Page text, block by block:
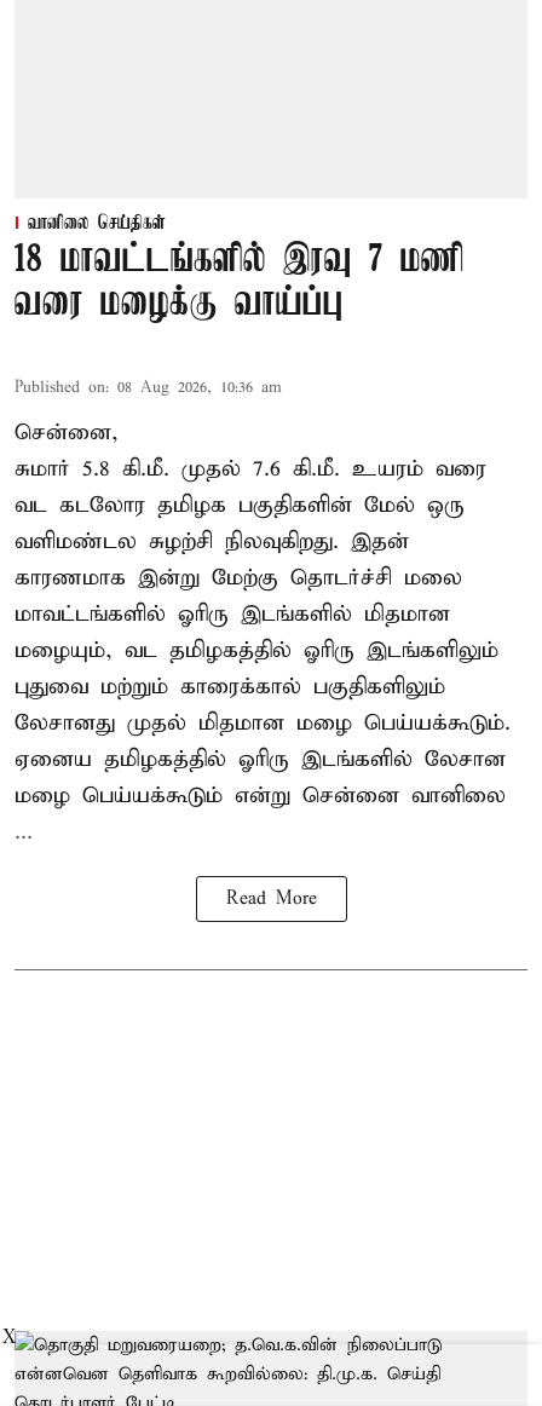
வானிலை செய்திகள்
18 மாவட்டங்களில் இரவு 7 மணி
வரை மழைக்கு வாய்ப்பு
Published on: 08 Aug 2026, 10:36 am
சென்னை,
சுமார் 5.8 கி.மீ. முதல் 7.6 கி.மீ. உயரம் வரை
வட கடலோர தமிழக பகுதிகளின் மேல் ஒரு
வளிமண்டல சுழற்சி நிலவுகிறது. இதன்
காரணமாக இன்று மேற்கு தொடர்ச்சி மலை
மாவட்டங்களில் ஓரிரு இடங்களில் மிதமான
மழையும், வட தமிழகத்தில் ஓரிரு இடங்களிலும்
புதுவை மற்றும் காரைக்கால் பகுதிகளிலும்
லேசானது முதல் மிதமான மழை பெய்யக்கூடும்.
ஏனைய தமிழகத்தில் ஓரிரு இடங்களில் லேசான
மழை பெய்யக்கூடும் என்று சென்னை வானிலை
...
Read More
X